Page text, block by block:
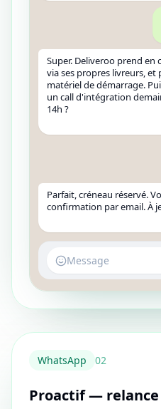
Super. Deliveroo prend en
via ses propres livreurs,
matériel de démarrage.
un call d'intégration
14h ?
Parfait, créneau réservé.
confirmation par email. À
Message
WhatsApp 02
Proactif —